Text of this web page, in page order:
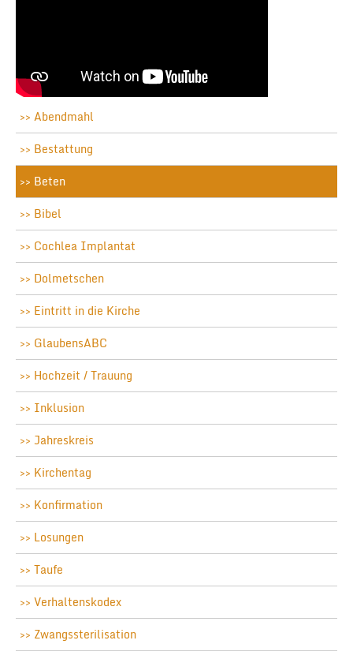
Abendmahl
Bestattung
Beten
Bibel
Cochlea Implantat
Dolmetschen
Eintritt in die Kirche
GlaubensABC
Hochzeit / Trauung
Inklusion
Jahreskreis
Kirchentag
Konfirmation
Losungen
Taufe
Verhaltenskodex
Zwangssterilisation